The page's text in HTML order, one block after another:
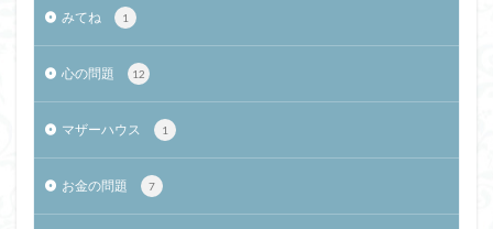
みてね 1
心の問題 12
マザーハウス 1
お金の問題 7